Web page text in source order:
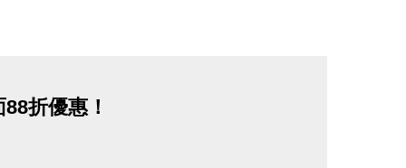
折優惠！